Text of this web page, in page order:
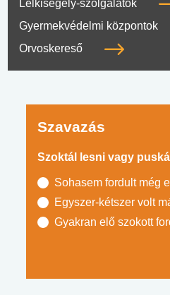
Lelkisegély-szolgálatok
Gyermekvédelmi központok
Orvoskereső
Szavazás
Szoktál lesni vagy
Sohasem fordult még
Egyszer-kétszer volt
Gyakran elő szokott